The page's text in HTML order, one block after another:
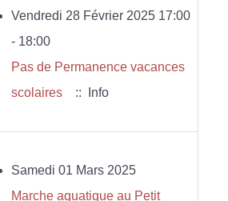
Vendredi 28 Février 2025 17:00
- 18:00
Pas de Permanence vacances
scolaires
:: Info
Samedi 01 Mars 2025
Marche aquatique au Petit